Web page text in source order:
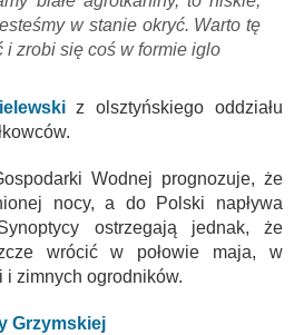
w stanie okryć. Warto tę
i zrobi się coś w formie iglo
z olsztyńskiego oddziału
Wodnej prognozuje, że
nocy, a do Polski napływa
ostrzegają jednak, że
wrócić w połowie maja, w
i zimnych ogrodników.
Grzymskiej